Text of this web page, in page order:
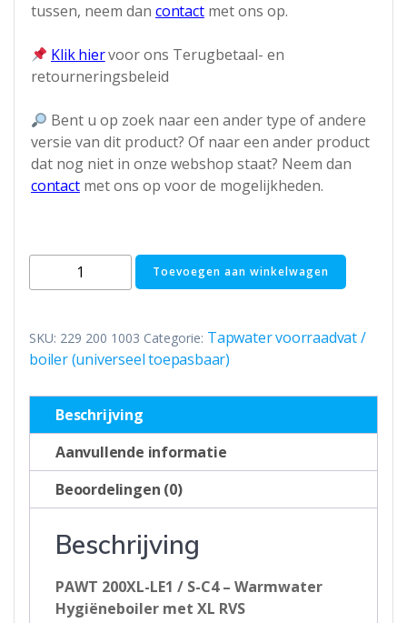
tussen, neem dan contactmet ons op.
Klik hiervoor ons Terugbetaal- en
retourneringsbeleid
Bent u op zoek naar een ander type of andere
versie van dit product? Of naar een ander product
dat nog niet in onze webshop staat? Neem dan
contactmet ons op voor de mogelijkheden.
boiler
LE1/
S-
Black
200L
aantal
Toevoegen aan winkelwagen
SKU: 229 200 1003 Categorie: Tapwater voorraadvat /
boiler (universeel toepasbaar)
Beschrijving
Aanvullende informatie
Beoordelingen (0)
Beschrijving
PAWT 200XL-LE1 / S-C4 – Warmwater
Hygiëneboiler met XL RVS